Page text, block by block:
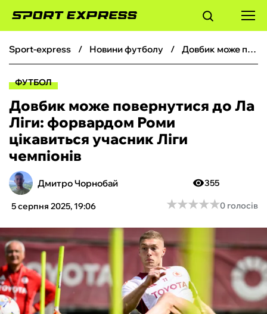
ФУТБОЛ
БОКС
ХОКЕЙ
ТЕНІС
КІБЕРСПОРТ
ЧС-2026
ФУТЗАЛ
sport-express новини футболу Довбик може повернутися до Ла Ліги: форвардом Роми цікавиться учасник Ліги чемпіонів
ФУТБОЛ
Довбик може повернутися до Ла
Ліги: форвардом Роми
цікавиться учасник Ліги
чемпіонів
Дмитро Чорнобай
5 серпня 2025, 19:06
355
★★★★★
★★★★★0 голосів